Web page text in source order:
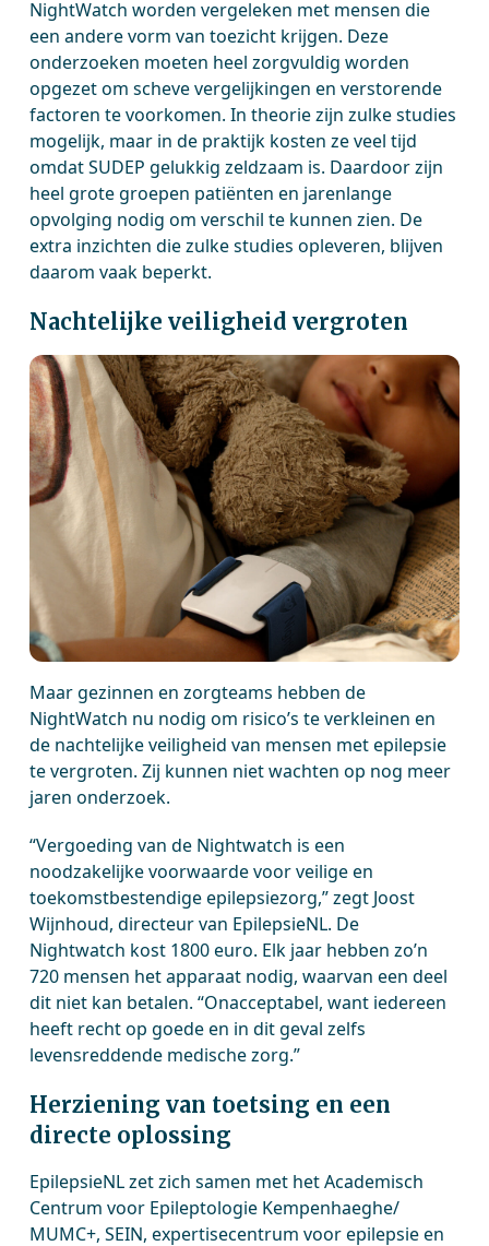
NightWatch worden vergeleken met mensen die
een andere vorm van toezicht krijgen. Deze
onderzoeken moeten heel zorgvuldig worden
opgezet om scheve vergelijkingen en verstorende
factoren te voorkomen. In theorie zijn zulke studies
mogelijk, maar in de praktijk kosten ze veel tijd
omdat SUDEP gelukkig zeldzaam is. Daardoor zijn
heel grote groepen patiënten en jarenlange
opvolging nodig om verschil te kunnen zien. De
extra inzichten die zulke studies opleveren, blijven
daarom vaak beperkt.
Nachtelijke veiligheid vergroten
Maar gezinnen en zorgteams hebben de
NightWatch nu nodig om risico’s te verkleinen en
de nachtelijke veiligheid van mensen met epilepsie
te vergroten. Zij kunnen niet wachten op nog meer
jaren onderzoek.
“Vergoeding van de Nightwatch is een
noodzakelijke voorwaarde voor veilige en
toekomstbestendige epilepsiezorg,” zegt Joost
Wijnhoud, directeur van EpilepsieNL. De
Nightwatch kost 1800 euro. Elk jaar hebben zo’n
720 mensen het apparaat nodig, waarvan een deel
dit niet kan betalen. “Onacceptabel, want iedereen
heeft recht op goede en in dit geval zelfs
levensreddende medische zorg.”
Herziening van toetsing en een
directe oplossing
EpilepsieNL zet zich samen met het Academisch
Centrum voor Epileptologie Kempenhaeghe/
MUMC+, SEIN, expertisecentrum voor epilepsie en